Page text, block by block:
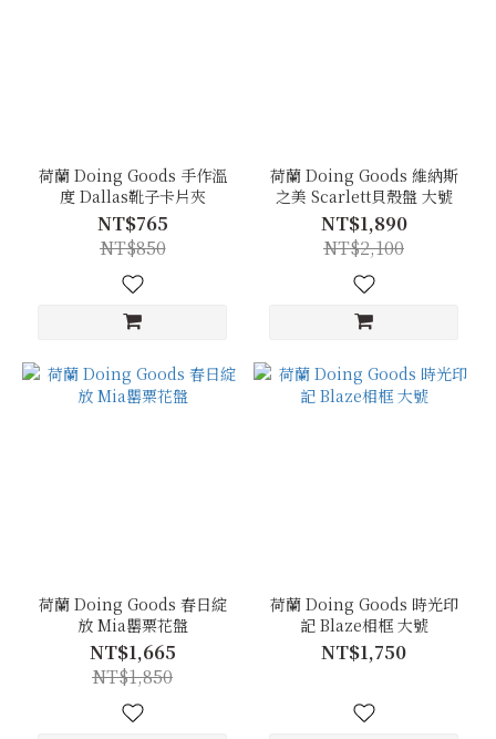
荷蘭 Doing Goods 手作溫
度 Dallas靴子卡片夾
NT$765
NT$850
荷蘭 Doing Goods 維納斯
之美 Scarlett貝殼盤 大號
NT$1,890
NT$2,100
荷蘭 Doing Goods 春日綻
放 Mia罌粟花盤
NT$1,665
NT$1,850
荷蘭 Doing Goods 時光印
記 Blaze相框 大號
NT$1,750